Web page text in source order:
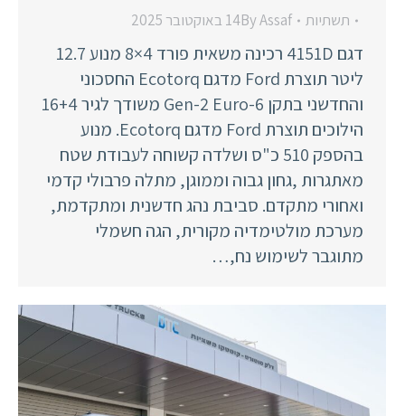
תשתיות ByAssaf 14 באוקטובר 2025
דגם 4151D רכינה משאית פורד 4×8 מנוע 12.7
ליטר תוצרת Ford מדגם Ecotorq החסכוני
והחדשני בתקן Gen-2 Euro-6 משודך לגיר 16+4
הילוכים תוצרת Ford מדגם Ecotorq. מנוע
בהספק 510 כ"ס ושלדה קשוחה לעבודת שטח
מאתגרות ,גחון גבוה וממוגן, מתלה פרבולי קדמי
ואחורי מתקדם. סביבת נהג חדשנית ומתקדמת,
מערכת מולטימדיה מקורית, הגה חשמלי
מתוגבר לשימוש נח,…